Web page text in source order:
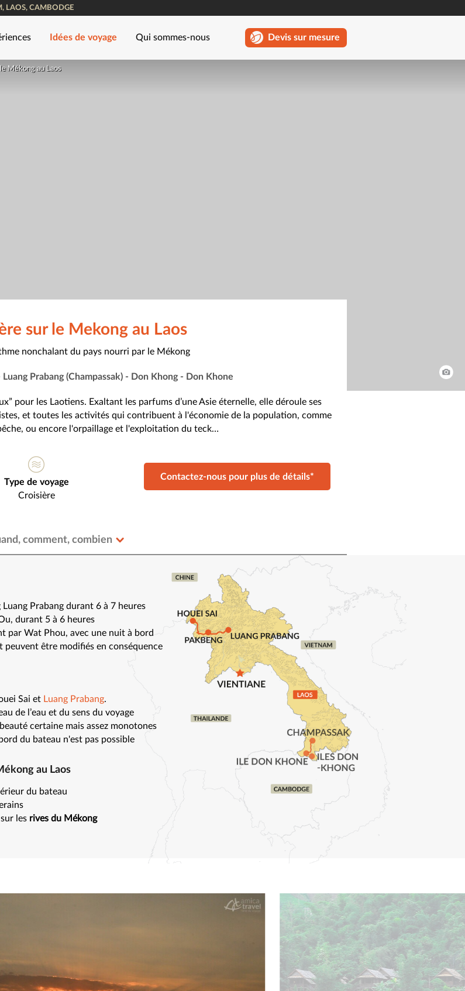
LAOS, CAMBODGE
Idées de voyage Qui sommes-nous Devis sur mesure
Mékong au Laos
sur le Mekong au Laos
nonchalant du pays nourri par le Mékong
Prabang (Champassak) - Don Khong - Don Khone
pour les Laotiens. Exaltant les parfums d’une Asie éternelle, elle déroule ses
et toutes les activités qui contribuent à l'économie de la population, comme
ou encore l'orpaillage et l'exploitation du teck…
Type de voyage
Croisière
Contactez-nous pour plus de détails*
comment, combien
Prabang durant 6 à 7 heures
durant 5 à 6 heures
par Wat Phou, avec une nuit à bord
peuvent être modifiés en conséquence
Sai et Luang Prabang.
de l’eau et du sens du voyage
certaine mais assez monotones
du bateau n'est pas possible
au Laos
du bateau
les rives du Mékong